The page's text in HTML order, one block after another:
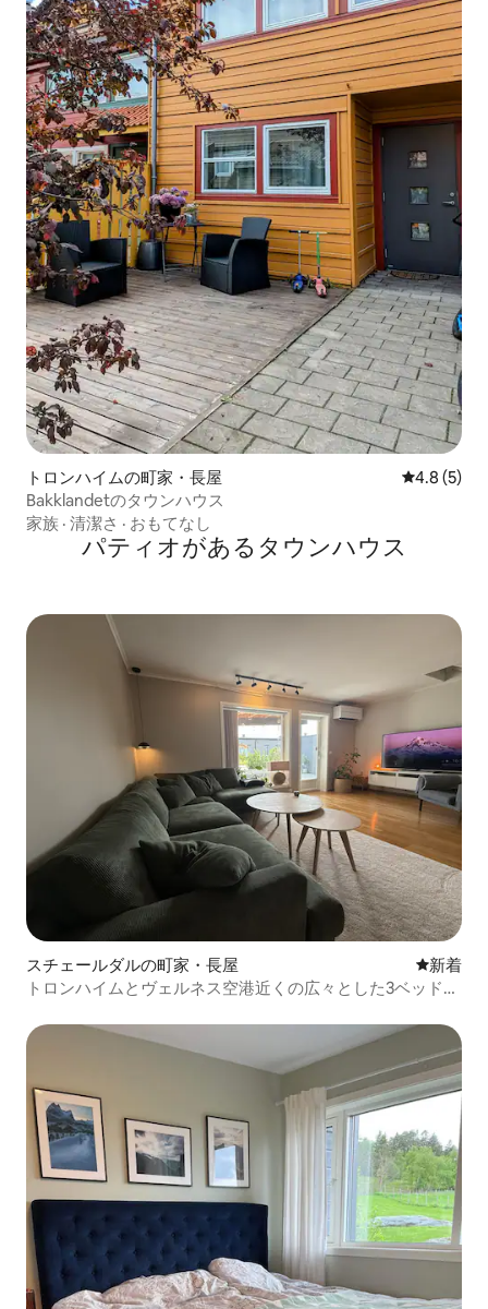
トロンハイムの町家・長屋 レビュー5
4.8 (5)
Bakklandetのタウンハウス
家族 · 清潔さ · おもてなし
パティオがあるタウンハウス
スチェールダルの町家・長屋 新しい宿
新着
トロンハイムとヴェルネス空港近くの広々とした3ベッドル